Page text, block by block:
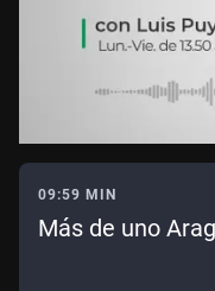
09:59 MIN
Más de uno